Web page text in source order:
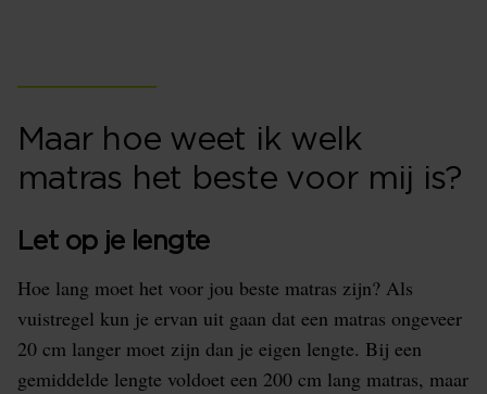
Maar hoe weet ik welk
matras het beste voor mij is?
Let op je lengte
Hoe lang moet het voor jou beste matras zijn? Als
vuistregel kun je ervan uit gaan dat een matras ongeveer
20 cm langer moet zijn dan je eigen lengte. Bij een
gemiddelde lengte voldoet een 200 cm lang matras, maar